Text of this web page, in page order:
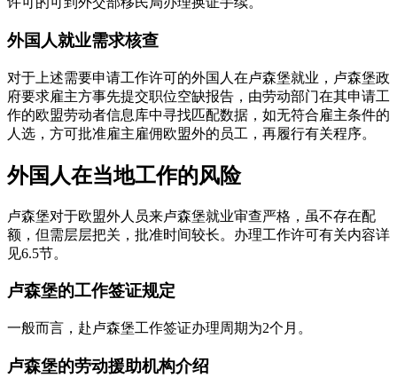
外国人就业需求核查
对于上述需要申请工作许可的外国人在卢森堡就业，卢森堡政
府要求雇主方事先提交职位空缺报告，由劳动部门在其申请工
作的欧盟劳动者信息库中寻找匹配数据，如无符合雇主条件的
人选，方可批准雇主雇佣欧盟外的员工，再履行有关程序。
外国人在当地工作的风险
卢森堡对于欧盟外人员来卢森堡就业审查严格，虽不存在配
额，但需层层把关，批准时间较长。办理工作许可有关内容详
见6.5节。
卢森堡的工作签证规定
一般而言，赴卢森堡工作签证办理周期为2个月。
卢森堡的劳动援助机构介绍